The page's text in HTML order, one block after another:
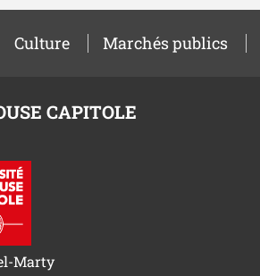
Culture Marchés publics
CAPITOLE
Marty